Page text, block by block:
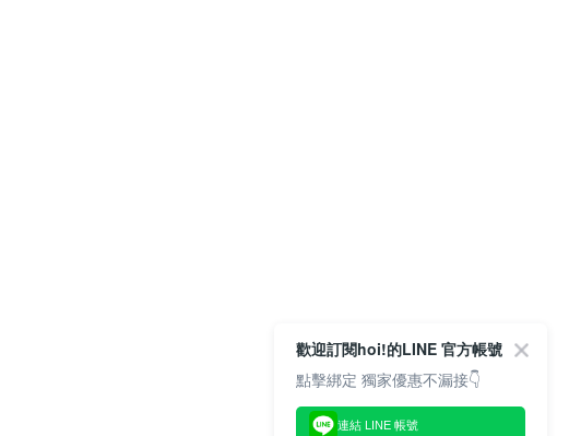
歡迎訂閱hoi!的LINE 官方帳號
點擊綁定 獨家優惠不漏接👇
連結 LINE 帳號